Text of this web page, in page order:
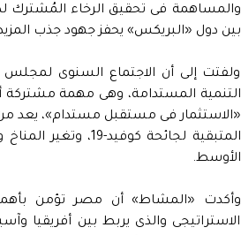
والمساهمة فى تحقيق الرخاء المُشترك
بين دول «البريكس» يحفز جهود جذب
ولفتت إلى أن الاجتماع السنوى لمجلس
التنمية المستدامة، وهى مهمة مشتركة
«الاستثمار فى مستقبل مستدام»، يعد من
المتبقية لجائحة
الأوسط.
وأكدت «المشاط» أن مصر تؤمن
الاستراتيجى والذى يربط بين أفريقيا